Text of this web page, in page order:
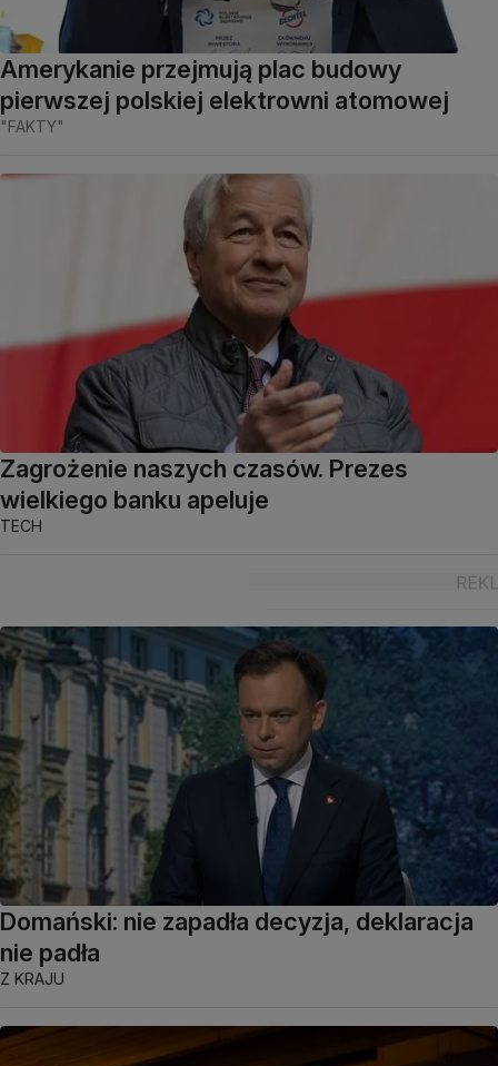
Amerykanie przejmują plac budowy
pierwszej polskiej elektrowni atomowej
"FAKTY"
Zagrożenie naszych czasów. Prezes
wielkiego banku apeluje
TECH
Domański: nie zapadła decyzja, deklaracja
nie padła
Z KRAJU